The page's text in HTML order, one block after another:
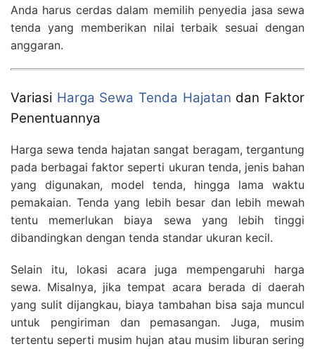
Anda harus cerdas dalam memilih penyedia jasa sewa
tenda yang memberikan nilai terbaik sesuai dengan
anggaran.
Variasi Harga Sewa Tenda Hajatan dan Faktor
Penentuannya
Harga sewa tenda hajatan sangat beragam, tergantung
pada berbagai faktor seperti ukuran tenda, jenis bahan
yang digunakan, model tenda, hingga lama waktu
pemakaian. Tenda yang lebih besar dan lebih mewah
tentu memerlukan biaya sewa yang lebih tinggi
dibandingkan dengan tenda standar ukuran kecil.
Selain itu, lokasi acara juga mempengaruhi harga
sewa. Misalnya, jika tempat acara berada di daerah
yang sulit dijangkau, biaya tambahan bisa saja muncul
untuk pengiriman dan pemasangan. Juga, musim
tertentu seperti musim hujan atau musim liburan sering